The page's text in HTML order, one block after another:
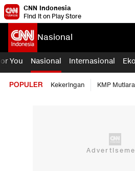
CNN Indonesia
Find it on Play Store
Nasional
You Nasional Internasional
POPULER Kekeringan KMP